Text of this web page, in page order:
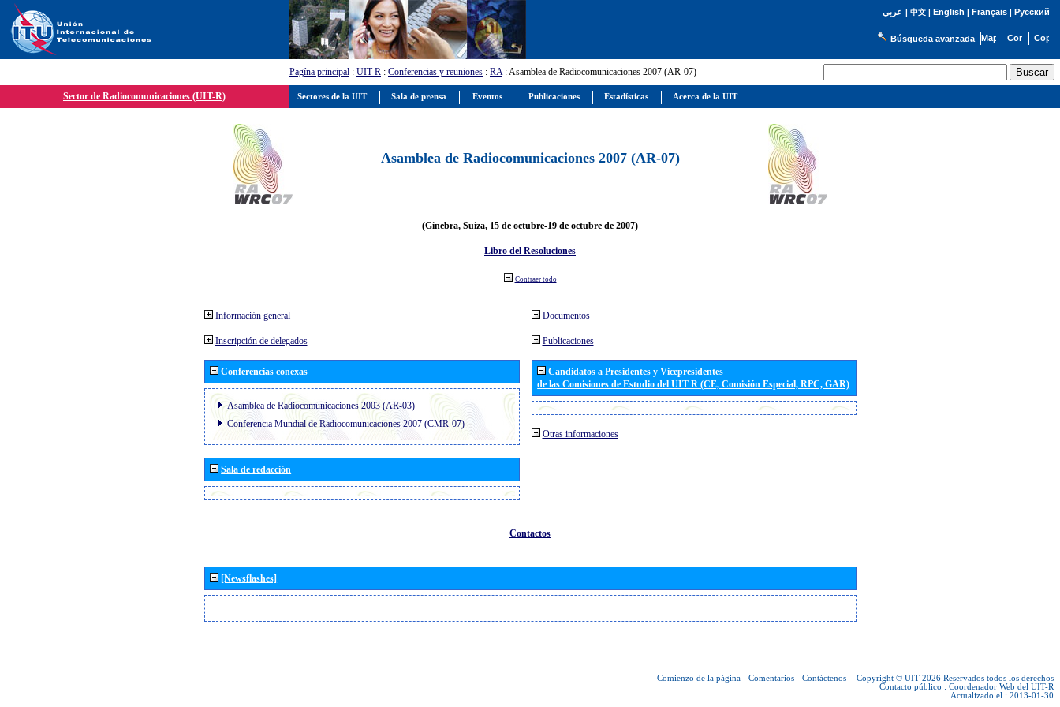
عربي | 中文| English | Français| Русский
Búsqueda avanzada
Pagína principal : UIT-R : Conferencias y reuniones : RA: Asamblea de Radiocomunicaciones 2007 (AR-07)
Sector de Radiocomunicaciones (UIT-R)
Asamblea de Radiocomunicaciones 2007 (AR-07)
(Ginebra, Suiza, 15 de octubre-19 de octubre de 2007)
Libro del Resoluciones
Contraer todo
Información general
Inscripción de delegados
Conferencias conexas
Asamblea de Radiocomunicaciones 2003 (AR-03)
Conferencia Mundial de Radiocomunicaciones 2007 (CMR-07)
Sala de redacción
Documentos
Publicaciones
Candidatos a Presidentes y Vicepresidentes
de las Comisiones de Estudio del UIT R (CE, Comisión Especial, RPC, GAR)
Otras informaciones
Contactos
[Newsflashes]
Comienzo de la página - Comentarios - Contáctenos - Copyright © UIT 2026 Reservados todos los derechos
Contacto público : Coordenador Web del UIT-R
Actualizado el : 2013-01-30
Sectores de la UIT Sala de prensa Eventos Publicaciones Estadísticas Acerca de la UIT